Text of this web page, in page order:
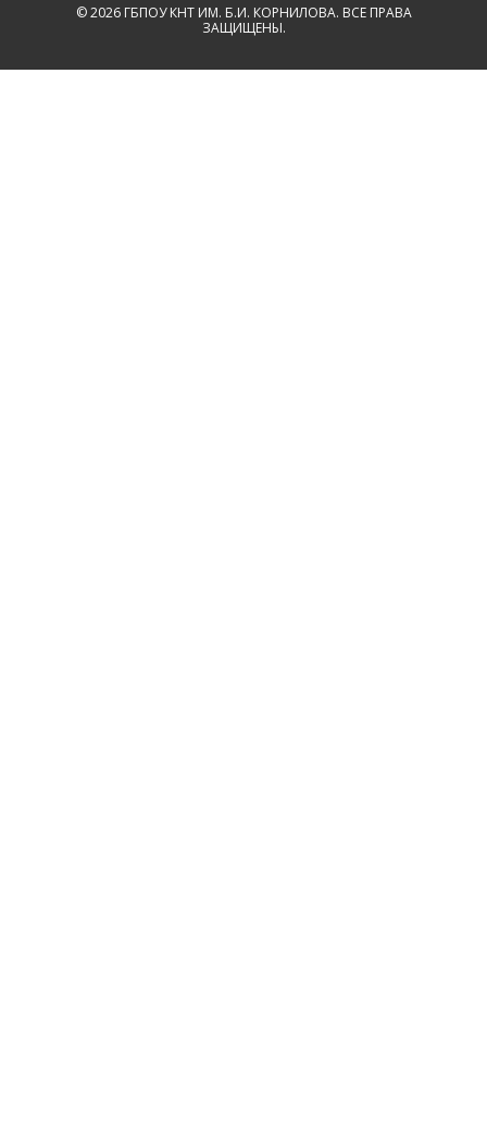
© 2026 ГБПОУ КНТ ИМ. Б.И. КОРНИЛОВА. ВСЕ ПРАВА
ЗАЩИЩЕНЫ.